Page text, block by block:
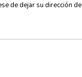
de dejar su dirección